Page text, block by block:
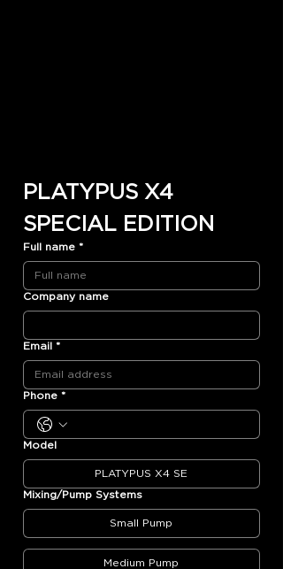
PLATYPUS X4
SPECIAL EDITION
Full name *
Company name
Email *
Phone *
Model
PLATYPUS X4 SE
Mixing/Pump Systems
Small Pump
Medium Pump